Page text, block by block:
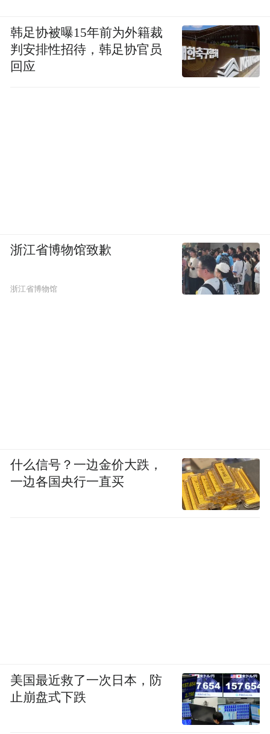
韩足协被曝15年前为外籍裁
判安排性招待，韩足协官员
回应
浙江省博物馆致歉
浙江省博物馆
什么信号？一边金价大跌，
一边各国央行一直买
美国最近救了一次日本，防
止崩盘式下跌